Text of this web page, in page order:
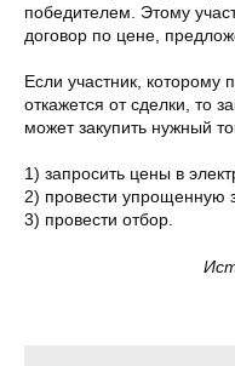
победителем. Этому
договор по цене,
Если участник, которому
откажется от сделки, то
может закупить нужный
1) запросить цены в
2) провести упрощенную
3) провести отбор.